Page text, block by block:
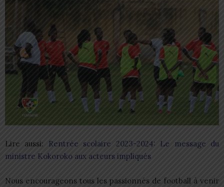
Lire aussi: Rentrée scolaire 2023-2024: Le message du
ministre Kokoroko aux acteurs impliqués
Nous encourageons tous les passionnés de football à venir